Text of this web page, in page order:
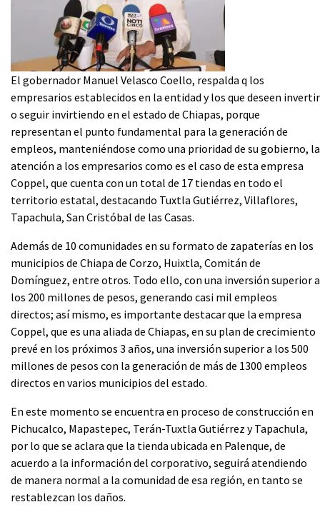
El gobernador Manuel Velasco Coello, respalda q los
empresarios establecidos en la entidad y los que deseen invertir
o seguir invirtiendo en el estado de Chiapas, porque
representan el punto fundamental para la generación de
empleos, manteniéndose como una prioridad de su gobierno, la
atención a los empresarios como es el caso de esta empresa
Coppel, que cuenta con un total de 17 tiendas en todo el
territorio estatal, destacando Tuxtla Gutiérrez, Villaflores,
Tapachula, San Cristóbal de las Casas.
Además de 10 comunidades en su formato de zapaterías en los
municipios de Chiapa de Corzo, Huixtla, Comitán de
Domínguez, entre otros. Todo ello, con una inversión superior a
los 200 millones de pesos, generando casi mil empleos
directos; así mismo, es importante destacar que la empresa
Coppel, que es una aliada de Chiapas, en su plan de crecimiento
prevé en los próximos 3 años, una inversión superior a los 500
millones de pesos con la generación de más de 1300 empleos
directos en varios municipios del estado.
En este momento se encuentra en proceso de construcción en
Pichucalco, Mapastepec, Terán-Tuxtla Gutiérrez y Tapachula,
por lo que se aclara que la tienda ubicada en Palenque, de
acuerdo a la información del corporativo, seguirá atendiendo
de manera normal a la comunidad de esa región, en tanto se
restablezcan los daños.